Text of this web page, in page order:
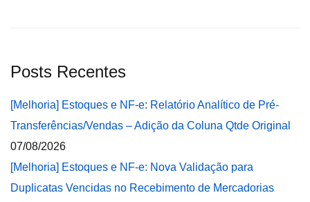
Posts Recentes
[Melhoria] Estoques e NF-e: Relatório Analítico de Pré-
Transferências/Vendas – Adição da Coluna Qtde Original
07/08/2026
[Melhoria] Estoques e NF-e: Nova Validação para
Duplicatas Vencidas no Recebimento de Mercadorias